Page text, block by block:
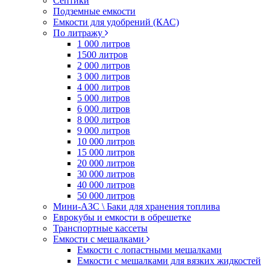
Подземные емкости
Емкости для удобрений (КАС)
По литражу
1 000 литров
1500 литров
2 000 литров
3 000 литров
4 000 литров
5 000 литров
6 000 литров
8 000 литров
9 000 литров
10 000 литров
15 000 литров
20 000 литров
30 000 литров
40 000 литров
50 000 литров
Мини-АЗС \ Баки для хранения топлива
Еврокубы и емкости в обрешетке
Транспортные кассеты
Емкости с мешалками
Емкости с лопастными мешалками
Емкости с мешалками для вязких жидкостей